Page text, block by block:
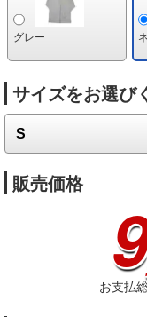
グレー
サイズをお選び
販売価格
9
お支払